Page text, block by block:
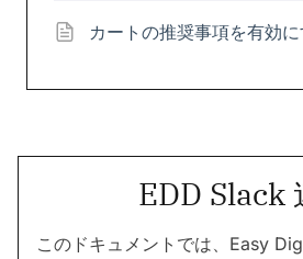
カートの推奨事項を有効に
EDD Slack
このドキュメントでは、Easy